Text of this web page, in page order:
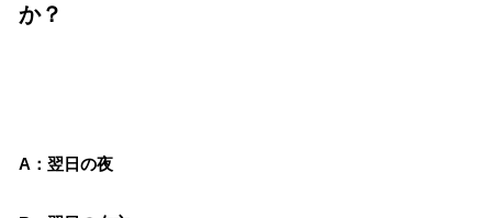
か？
A：翌日の夜